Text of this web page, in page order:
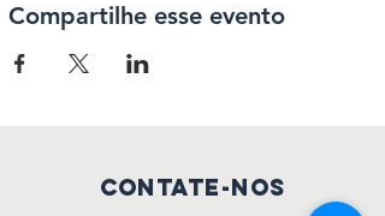
Compartilhe esse evento
Contate-nos